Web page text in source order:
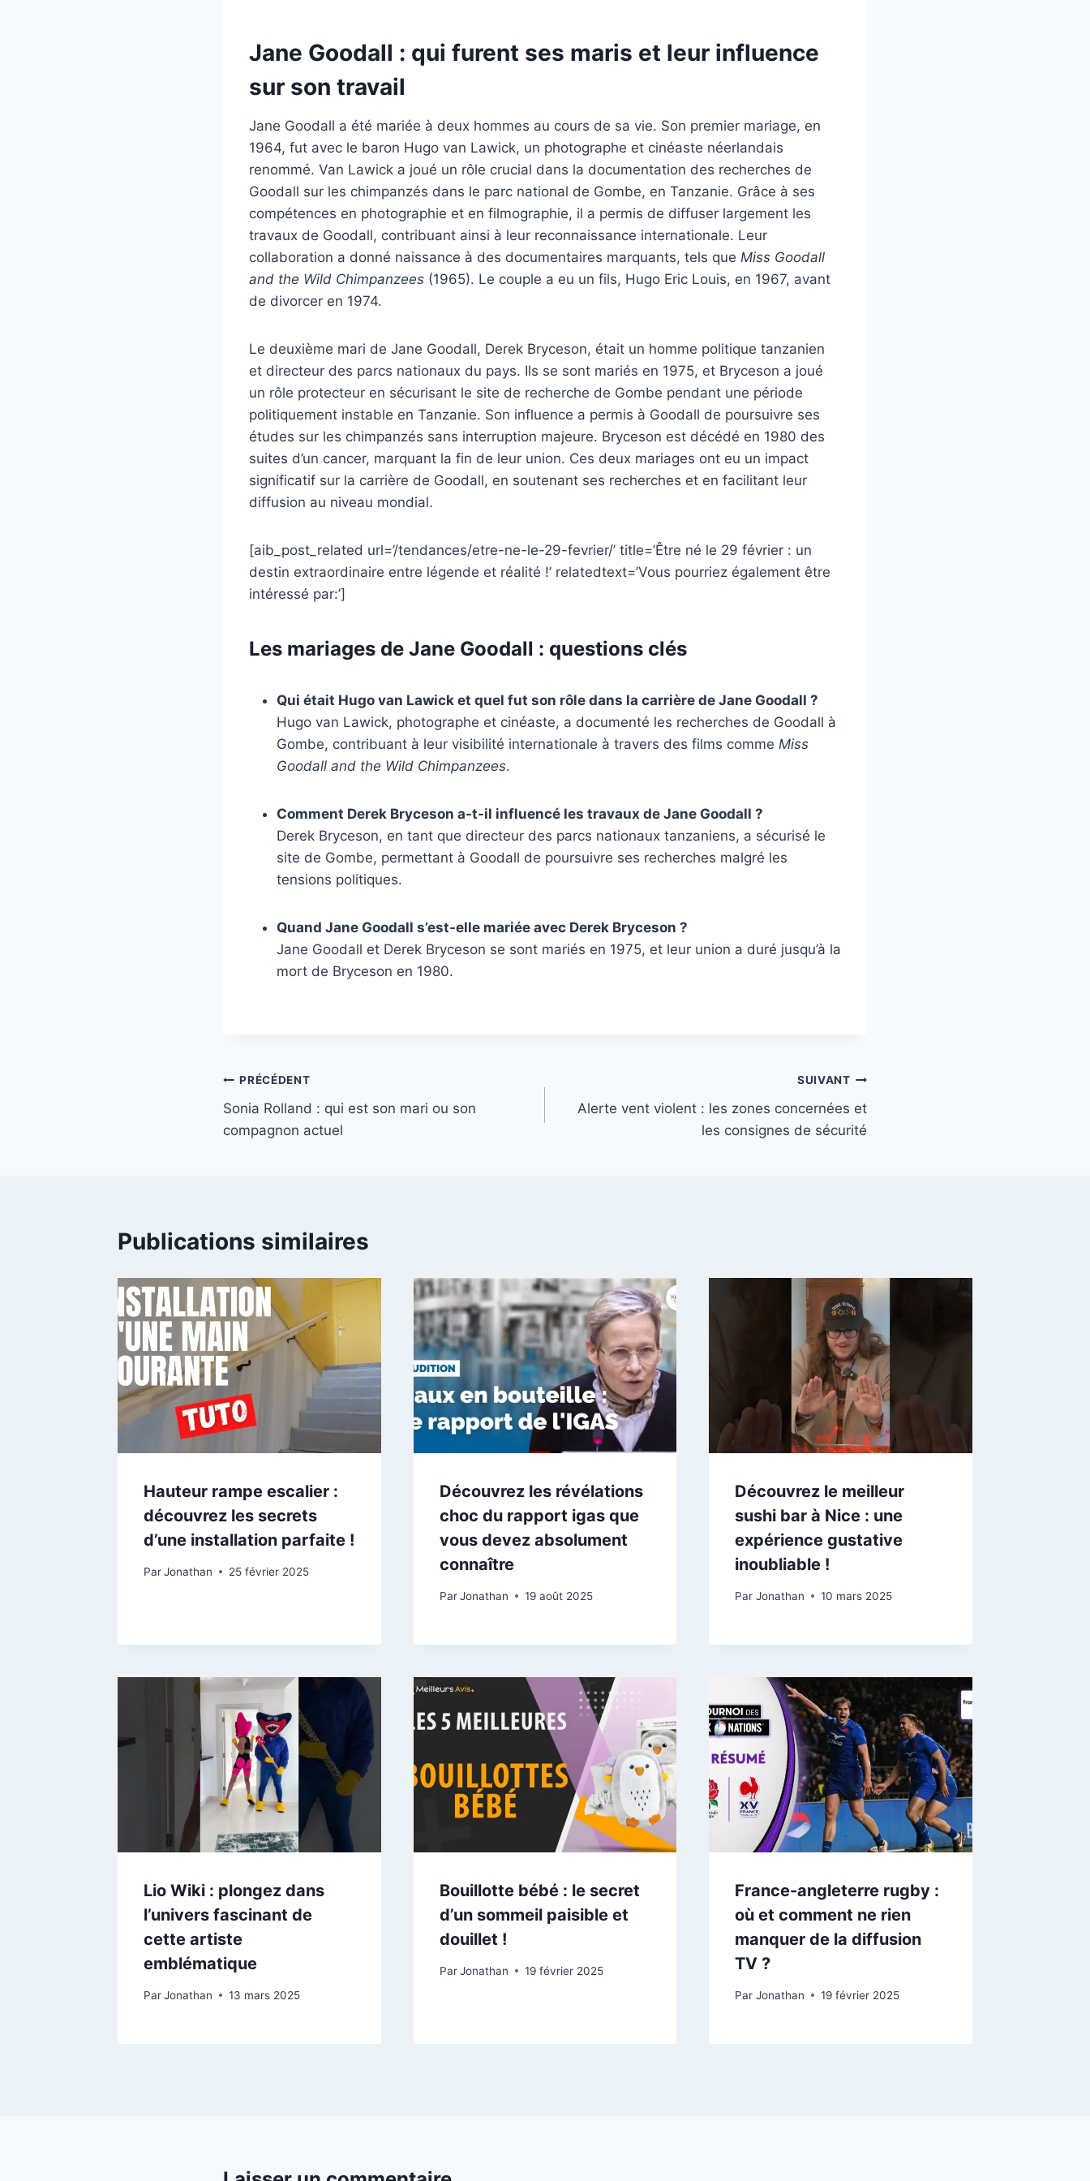
Jane Goodall : qui furent ses maris et leur influence
sur son travail
Jane Goodall a été mariée à deux hommes au cours de sa vie. Son premier mariage, en
1964, fut avec le baron Hugo van Lawick, un photographe et cinéaste néerlandais
renommé. Van Lawick a joué un rôle crucial dans la documentation des recherches de
Goodall sur les chimpanzés dans le parc national de Gombe, en Tanzanie. Grâce à ses
compétences en photographie et en filmographie, il a permis de diffuser largement les
travaux de Goodall, contribuant ainsi à leur reconnaissance internationale. Leur
collaboration a donné naissance à des documentaires marquants, tels que Miss Goodall
and the Wild Chimpanzees (1965). Le couple a eu un fils, Hugo Eric Louis, en 1967, avant
de divorcer en 1974.
Le deuxième mari de Jane Goodall, Derek Bryceson, était un homme politique tanzanien
et directeur des parcs nationaux du pays. Ils se sont mariés en 1975, et Bryceson a joué
un rôle protecteur en sécurisant le site de recherche de Gombe pendant une période
politiquement instable en Tanzanie. Son influence a permis à Goodall de poursuivre ses
études sur les chimpanzés sans interruption majeure. Bryceson est décédé en 1980 des
suites d’un cancer, marquant la fin de leur union. Ces deux mariages ont eu un impact
significatif sur la carrière de Goodall, en soutenant ses recherches et en facilitant leur
diffusion au niveau mondial.
[aib_post_related url=’/tendances/etre-ne-le-29-fevrier/’ title=’Être né le 29 février : un
destin extraordinaire entre légende et réalité !’ relatedtext=’Vous pourriez également être
intéressé par:’]
Les mariages de Jane Goodall : questions clés
Qui était Hugo van Lawick et quel fut son rôle dans la carrière de Jane Goodall ?
Hugo van Lawick, photographe et cinéaste, a documenté les recherches de Goodall à
Gombe, contribuant à leur visibilité internationale à travers des films comme Miss
Goodall and the Wild Chimpanzees.
Comment Derek Bryceson a-t-il influencé les travaux de Jane Goodall ?
Derek Bryceson, en tant que directeur des parcs nationaux tanzaniens, a sécurisé le
site de Gombe, permettant à Goodall de poursuivre ses recherches malgré les
tensions politiques.
Quand Jane Goodall s’est-elle mariée avec Derek Bryceson ?
Jane Goodall et Derek Bryceson se sont mariés en 1975, et leur union a duré jusqu’à la
mort de Bryceson en 1980.
Navigation
de
PRÉCÉDENT
Sonia Rolland : qui est son mari ou son
compagnon actuel
SUIVANT
Alerte vent violent : les zones concernées et
les consignes de sécurité
Publications similaires
Hauteur rampe escalier :
découvrez les secrets
d’une installation parfaite !
ParJonathan 25 février 2025
Découvrez les révélations
choc du rapport igas que
vous devez absolument
connaître
Par Jonathan 19 août 2025
Découvrez le meilleur
sushi bar à Nice : une
expérience gustative
inoubliable !
Par Jonathan 10 mars 2025
Lio Wiki : plongez dans
l’univers fascinant de
cette artiste
emblématique
ParJonathan 13 mars 2025
Bouillotte bébé : le secret
d’un sommeil paisible et
douillet !
Par Jonathan 19 février 2025
France-angleterre rugby :
où et comment ne rien
manquer de la diffusion
TV ?
Par Jonathan 19 février 2025